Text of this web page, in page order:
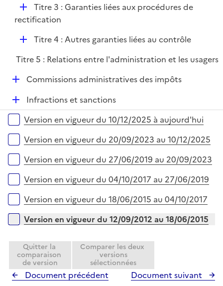
D
é
e
r
Titre 3 : Garanties liées aux procédures de
rectification
D
p
l
e
r
Titre 4 : Autres garanties liées au contrôle
Titre 5 : Relations entre l'administration et les usagers
D
e
Commissions administratives des impôts
D
é
p
e
Infractions et sanctions
Versions sur la période
Version en vigueur du 10/12/2025 à aujourd'hui
Version en vigueur du 20/09/2023 au 10/12/2025
Version en vigueur du 27/06/2019 au 20/09/2023
Version en vigueur du 04/10/2017 au 27/06/2019
Version en vigueur du 18/06/2015 au 04/10/2017
Version en vigueur du 12/09/2012 au 18/06/2015
Quitter la
comparaison
de version
Comparer les deux
versions
sélectionnées
Document précédent Document suivant